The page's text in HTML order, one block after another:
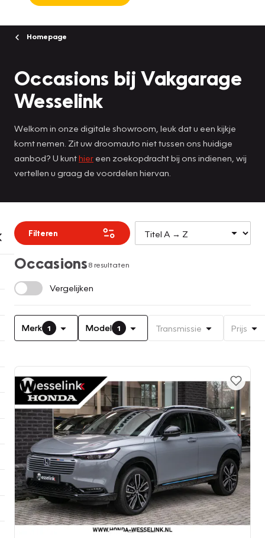
Homepage
Occasions bij Vakgarage
Wesselink
Welkom in onze digitale showroom, leuk dat u een kijkje
komt nemen. Zit uw droomauto niet tussen ons huidige
aanbod? U kunthier een zoekopdracht bij ons indienen, wij
vertellen u graag de voordelen hiervan.
Filteren
Occasions8 resultaten
Vergelijken
Merk 1 Model 1 Transmissie Prijs